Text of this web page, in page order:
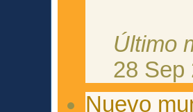
Último
28 Sep
Nuevo